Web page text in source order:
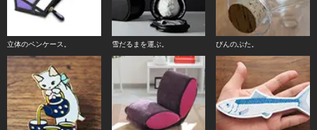
立体のペンケース。 雪だるまを運ぶ。 びんのぶた。